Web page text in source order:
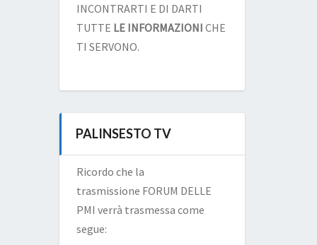
INCONTRARTI E DI DARTI
TUTTE LE INFORMAZIONI CHE
TI SERVONO.
PALINSESTO TV
Ricordo che la
trasmissione FORUM DELLE
PMI verrà trasmessa come
segue: